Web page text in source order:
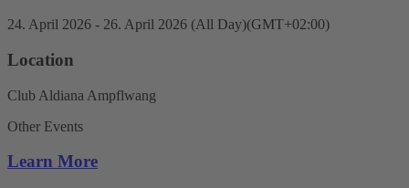
24. April 2026 - 26. April 2026 (All Day)(GMT+02:00)
Location
Club Aldiana Ampflwang
Other Events
Learn More